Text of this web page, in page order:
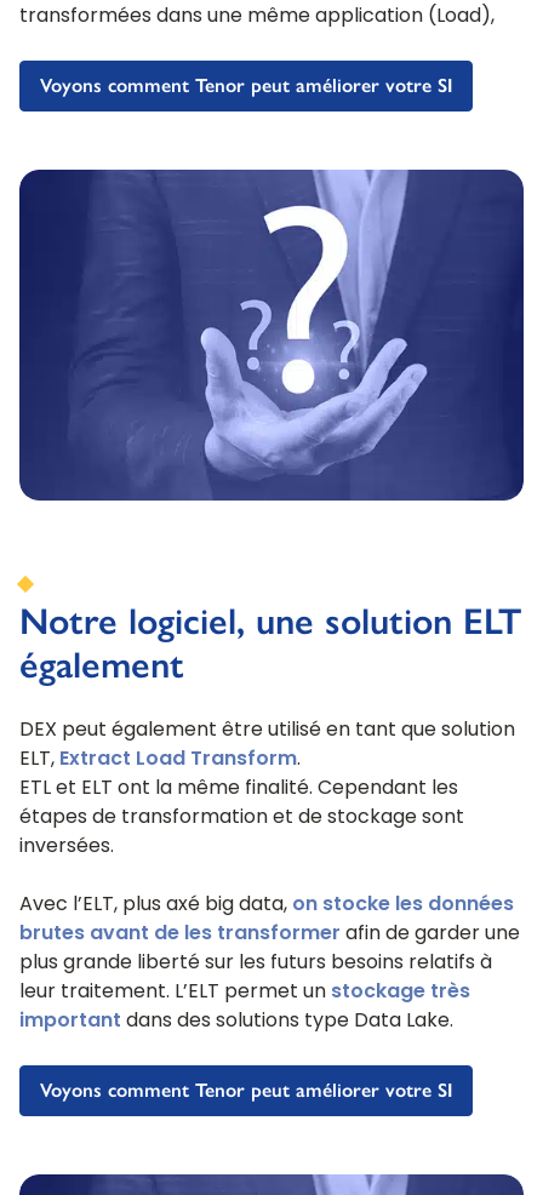
transformées dans une même application (Load),
Voyons comment Tenor peut améliorer votre SI
Notre logiciel, une solution ELT
également
DEX peut également être utilisé en tant que solution
ELT, Extract Load Transform.
ETL et ELT ont la même finalité. Cependant les
étapes de transformation et de stockage sont
inversées.
Avec l’ELT, plus axé big data, on stocke les données
brutes avant de les transformer afin de garder une
plus grande liberté sur les futurs besoins relatifs à
leur traitement. L’ELT permet un stockage très
important dans des solutions type Data Lake.
Voyons comment Tenor peut améliorer votre SI